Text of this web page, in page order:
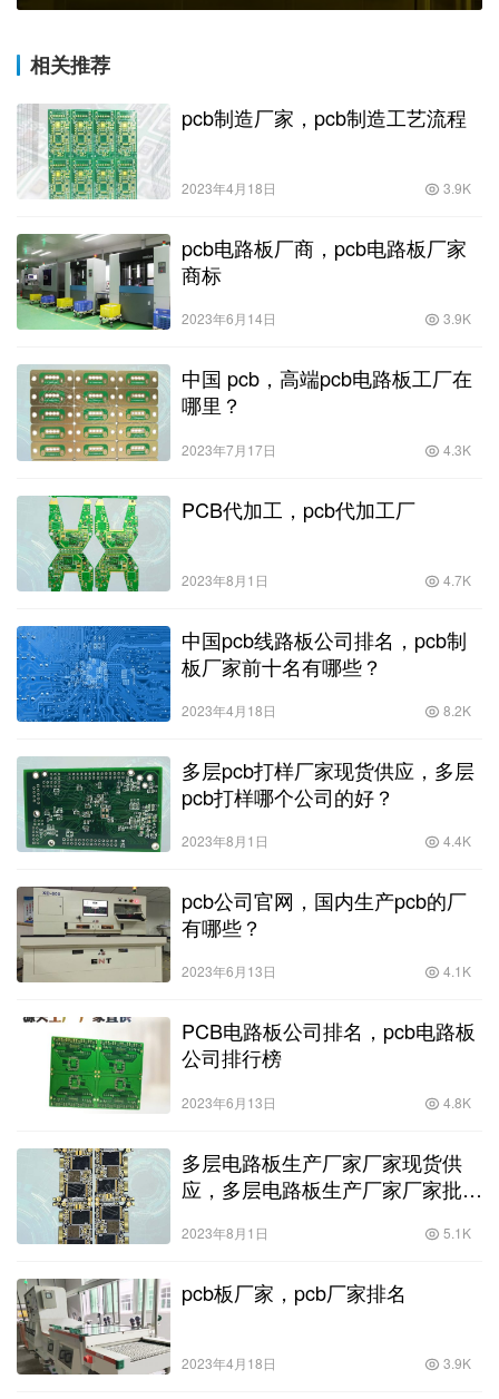
相关推荐
pcb制造厂家，pcb制造工艺流程
2023年4月18日 3.9K
pcb电路板厂商，pcb电路板厂家
商标
2023年6月14日 3.9K
中国 pcb，高端pcb电路板工厂在
哪里？
2023年7月17日 4.3K
PCB代加工，pcb代加工厂
2023年8月1日 4.7K
中国pcb线路板公司排名，pcb制
板厂家前十名有哪些？
2023年4月18日 8.2K
多层pcb打样厂家现货供应，多层
pcb打样哪个公司的好？
2023年8月1日 4.4K
pcb公司官网，国内生产pcb的厂
有哪些？
2023年6月13日 4.1K
PCB电路板公司排名，pcb电路板
公司排行榜
2023年6月13日 4.8K
多层电路板生产厂家厂家现货供
应，多层电路板生产厂家厂家批发
2023年8月1日 5.1K
pcb板厂家，pcb厂家排名
2023年4月18日 3.9K